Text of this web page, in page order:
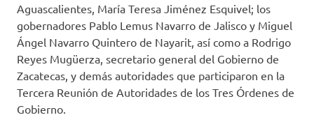
Aguascalientes, María Teresa Jiménez Esquivel; los
gobernadores Pablo Lemus Navarro de Jalisco y Miguel
Ángel Navarro Quintero de Nayarit, así como a Rodrigo
Reyes Mugüerza, secretario general del Gobierno de
Zacatecas, y demás autoridades que participaron en la
Tercera Reunión de Autoridades de los Tres Órdenes de
Gobierno.